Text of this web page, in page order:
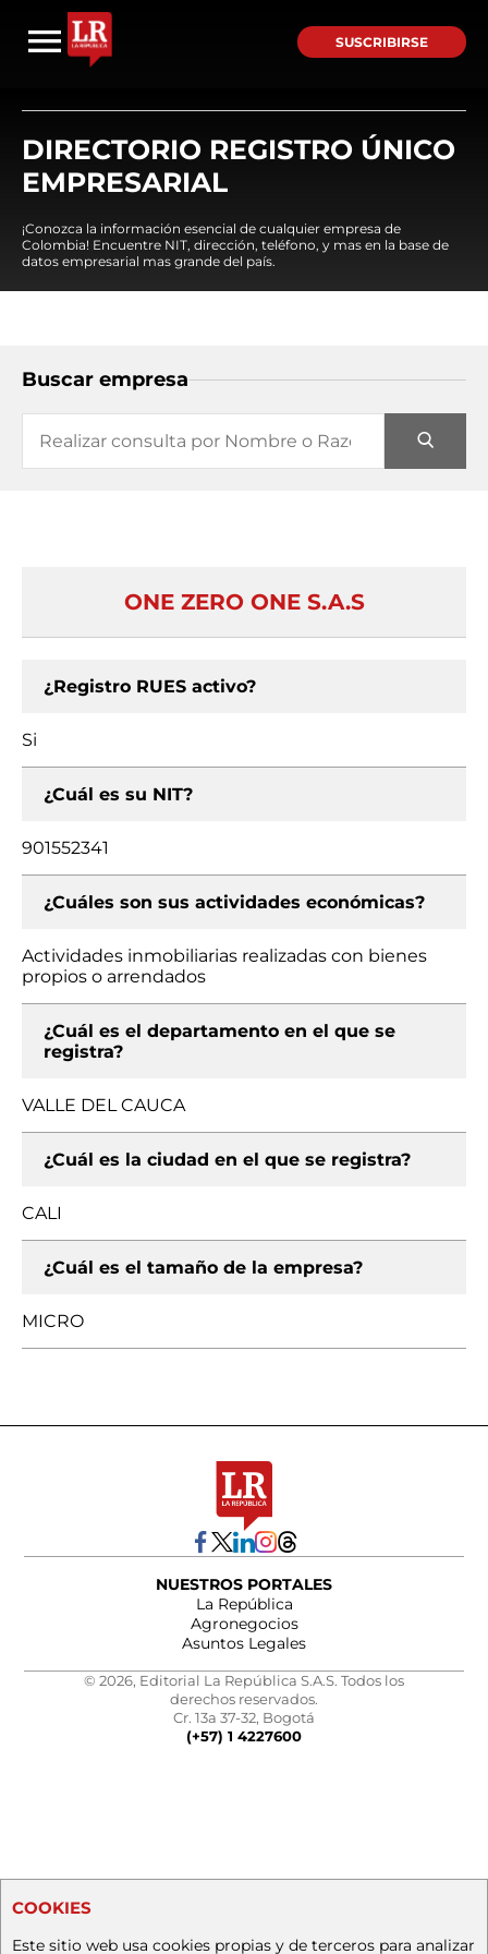
SUSCRIBIRSE
DIRECTORIO REGISTRO ÚNICO
EMPRESARIAL
¡Conozca la información esencial de cualquier empresa de
Colombia! Encuentre NIT, dirección, teléfono, y mas en la base de
datos empresarial mas grande del país.
Buscar empresa
ONE ZERO ONE S.A.S
¿Registro RUES activo?
Si
¿Cuál es su NIT?
901552341
¿Cuáles son sus actividades económicas?
Actividades inmobiliarias realizadas con bienes
propios o arrendados
¿Cuál es el departamento en el que se
registra?
VALLE DEL CAUCA
¿Cuál es la ciudad en el que se registra?
CALI
¿Cuál es el tamaño de la empresa?
MICRO
NUESTROS PORTALES
La República
Agronegocios
Asuntos Legales
© 2026, Editorial La República S.A.S. Todos los
derechos reservados.
Cr. 13a 37-32, Bogotá
(+57) 1 4227600
COOKIES
Este sitio web usa cookies propias y de terceros para analizar